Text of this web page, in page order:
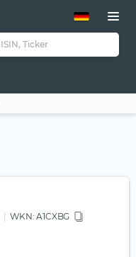
WKN: A1CXBG